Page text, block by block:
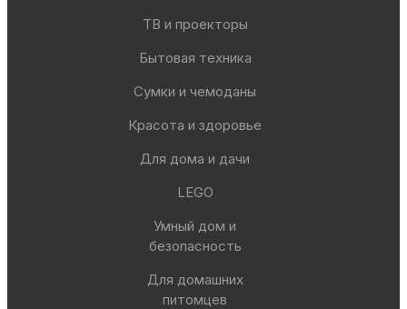
ТВ и проекторы
Бытовая техника
Сумки и чемоданы
Красота и здоровье
Для дома и дачи
LEGO
Умный дом и
безопасность
Для домашних
питомцев